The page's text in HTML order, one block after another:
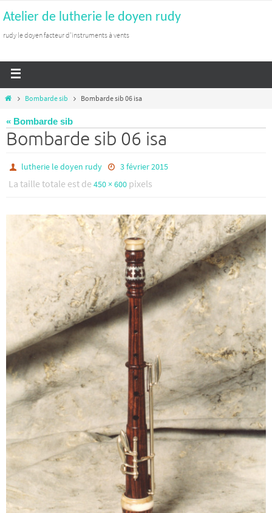
Atelier de lutherie le doyen rudy
rudy le doyen facteur d'instruments à vents
Bombarde sib Bombarde sib 06 isa
« Bombarde sib
Bombarde sib 06 isa
lutherie le doyen rudy 3 février 2015
La taille totale est de 450 × 600 pixels